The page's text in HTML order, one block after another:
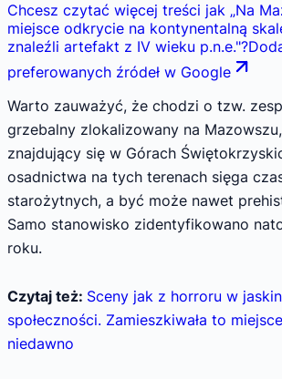
Chcesz czytać więcej treści jak „Na
miejsce odkrycie na kontynentalną
znaleźli artefakt z IV wieku p.n.e."?
preferowanych źródeł w Google
Warto zauważyć, że chodzi o tzw.
grzebalny zlokalizowany na
znajdujący się w Górach
osadnictwa na tych terenach sięga
starożytnych, a być może nawet
Samo stanowisko zidentyfikowano
roku.
Czytaj też: Sceny jak z horroru w
społeczności. Zamieszkiwała to
niedawno